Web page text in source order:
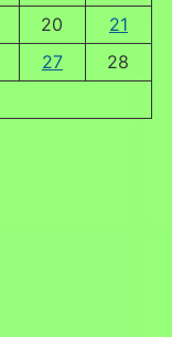
20
21
27
28